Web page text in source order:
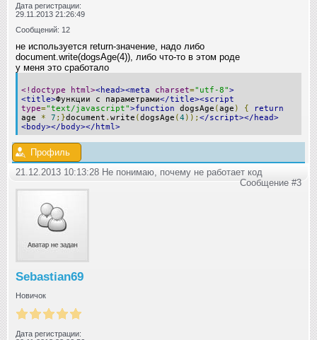
Дата регистрации:
29.11.2013 21:26:49
Сообщений: 12
не используется return-значение, надо либо
document.write(dogsAge(4)), либо что-то в этом роде
у меня это сработало
<!doctype html><head><meta charset="utf-8">
<title>Функции с параметрами</title><script
type="text/javascript">function dogsAge (age ) {
return
age * 7 ;}document . write (dogsAge (4 )); </script></head>
<body></body></html>
Профиль
21.12.2013 10:13:28 Не понимаю, почему не работает код
Сообщение #3
Sebastian69
Новичок
Дата регистрации: